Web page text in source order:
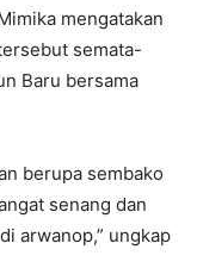
mengatakan
semata-
Baru bersama
berupa sembako
senang dan
arwanop,” ungkap